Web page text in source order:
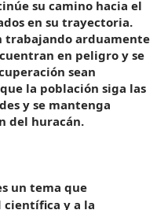
su camino hacia el
en su trayectoria.
trabajando arduamente
en peligro y se
sean
la población siga las
y se mantenga
del huracán.
un tema que
científica y a la